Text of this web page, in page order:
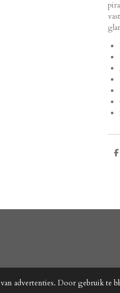
advertenties. Door gebruik te
D